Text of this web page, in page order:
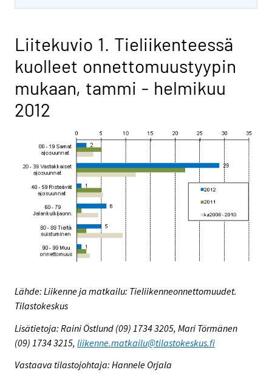
Liitekuvio 1. Tieliikenteessä
kuolleet onnettomuustyypin
mukaan, tammi - helmikuu
2012
Lähde: Liikenne ja matkailu: Tieliikenneonnettomuudet.
Tilastokeskus
Lisätietoja: Raini Östlund (09) 1734 3205, Mari Törmänen
(09) 1734 3215, liikenne.matkailu@tilastokeskus.fi
Vastaava tilastojohtaja: Hannele Orjala